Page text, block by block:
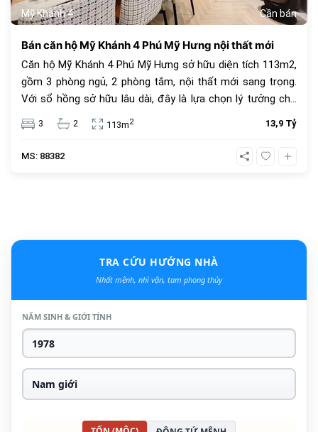
Mỹ Khánh 4 Cần bán
Bán căn hộ Mỹ Khánh 4 Phú Mỹ Hưng nội thất mới
Căn hộ Mỹ Khánh 4 Phú Mỹ Hưng sở hữu diện tích 113m2,
gồm 3 phòng ngủ, 2 phòng tắm, nội thất mới sang trọng.
Với sổ hồng sở hữu lâu dài, đây là lựa chọn lý tưởng cho
an cư và đầu tư. Giá bán 13.9 tỷ đồng, vị trí trung tâm, tiện
ích đầy đủ.
3 2 113m2 13,9 Tỷ
MS: 88382
TRA CỨU HƯỚNG NHÀ
Nhất mệnh, nhì vận, tam phong thủy
NĂM SINH & GIỚI TÍNH